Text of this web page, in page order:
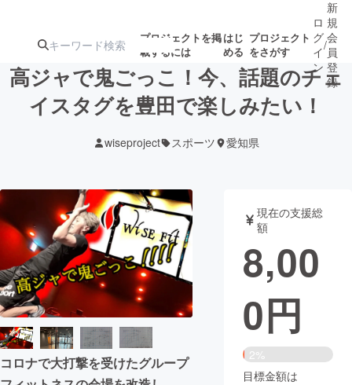
プロジェクトを掲
載するには
はじ
める
プロジェクト
をさがす
ターン
ジェクト
募集終了が近いプ
ロジェクト
アート・写真 音楽
テクノロジー・ガジェット ゲーム・サ
映像・映画 書籍・雑誌
ビジネス・起業 チャレンジ
まちづくり・地域活性化
ロ
グ
イ
ン
/
新
規
会
員
登
録
高ジャで鬼ごっこ！今、話題のチェ
イスタグを豊田で楽しみたい！
wiseproject スポーツ 愛知県
コロナで大打撃を受けたグループ
現在の支援総
額
8,00
0円
2%
目標金額は